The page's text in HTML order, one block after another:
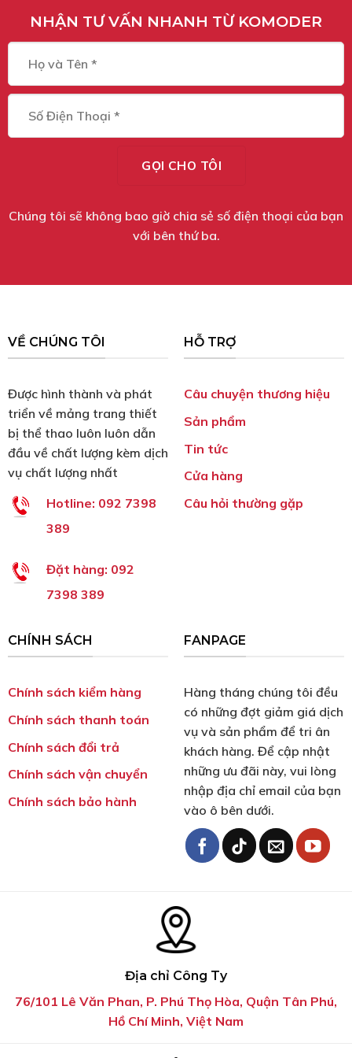
NHẬN TƯ VẤN NHANH TỪ KOMODER
Chúng tôi sẽ không bao giờ chia sẻ số điện thoại của bạn
với bên thứ ba.
VỀ CHÚNG TÔI
Được hình thành và phát
triển về mảng trang thiết
bị thể thao luôn luôn dẫn
đầu về chất lượng kèm dịch
vụ chất lượng nhất
Hotline: 092 7398
389
Đặt hàng: 092
7398 389
HỖ TRỢ
Câu chuyện thương hiệu
Sản phẩm
Tin tức
Cửa hàng
Câu hỏi thường gặp
CHÍNH SÁCH
Chính sách kiểm hàng
Chính sách thanh toán
Chính sách đổi trả
Chính sách vận chuyển
Chính sách bảo hành
FANPAGE
Hàng tháng chúng tôi đều
có những đợt giảm giá dịch
vụ và sản phẩm để tri ân
khách hàng. Để cập nhật
những ưu đãi này, vui lòng
nhập địa chỉ email của bạn
vào ô bên dưới.
Địa chỉ Công Ty
76/101 Lê Văn Phan, P. Phú Thọ Hòa, Quận Tân Phú,
Hồ Chí Minh, Việt Nam